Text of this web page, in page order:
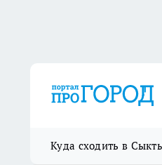
Куда сходить в